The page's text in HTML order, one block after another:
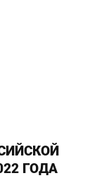
ГОДА